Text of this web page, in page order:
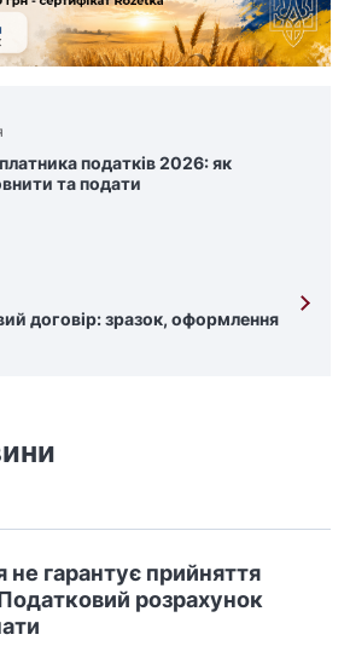
податків 2026: як
та подати
договір: зразок, оформлення
не гарантує прийняття
Податковий розрахунок